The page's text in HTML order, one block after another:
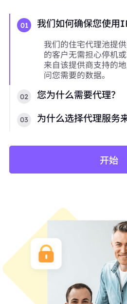
01 我们如何确保您使用
我们的住宅代理池提
的客户无需担心停机
来自该提供商支持的
问您需要的数据。
02 您为什么需要代理？
03 为什么选择代理服务
开始